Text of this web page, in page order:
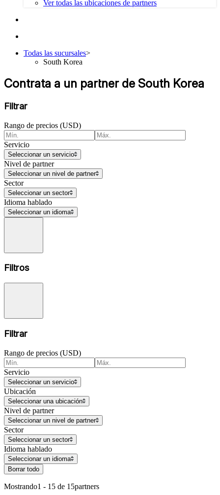
Ver todas las ubicaciones de partners
Todas las sucursales>
South Korea
Contrata a un partner de South Korea
Filtrar
Rango de precios (USD)
Servicio
Seleccionar un servicio
Nivel de partner
Seleccionar un nivel de partner
Sector
Seleccionar un sector
Idioma hablado
Seleccionar un idioma
Filtros
Filtrar
Rango de precios (USD)
Servicio
Seleccionar un servicio
Ubicación
Seleccionar una ubicación
Nivel de partner
Seleccionar un nivel de partner
Sector
Seleccionar un sector
Idioma hablado
Seleccionar un idioma
Borrar todo
Mostrando1 - 15 de 15partners